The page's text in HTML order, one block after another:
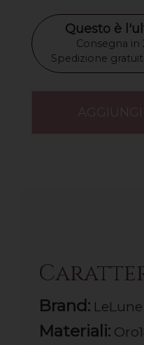
Questo è
Consegna in
Spedizione
Brand:LeLune
Materiali: